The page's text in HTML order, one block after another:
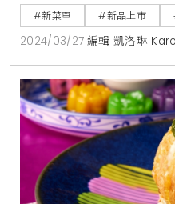
舊創新美味，邀請消費者
也首度推出令人驚豔的四
季春珍珠霜淇淋、莓好四
嚐推薦。其中，夏季麵茶
內部品質鑑定比賽優勝創
茶為基底搭配濃
#新菜單 #新品上市
2024/03/27 編輯 凱洛琳